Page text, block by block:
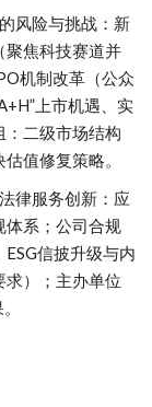
风险与挑战：新
聚焦科技赛道并
机制改革（公众
上市机遇、实
：二级市场结构
值修复策略。
律服务创新：应
体系；公司合规
信披升级与内
求）；主办单位